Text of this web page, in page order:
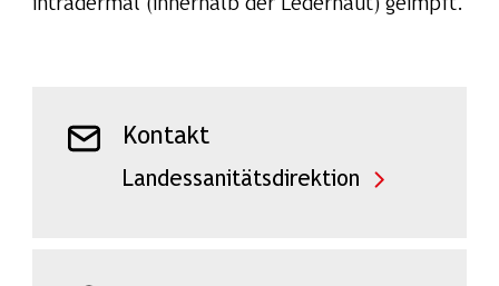
intradermal (innerhalb der Lederhaut) geimpft.
Kontakt
Landessanitätsdirektion